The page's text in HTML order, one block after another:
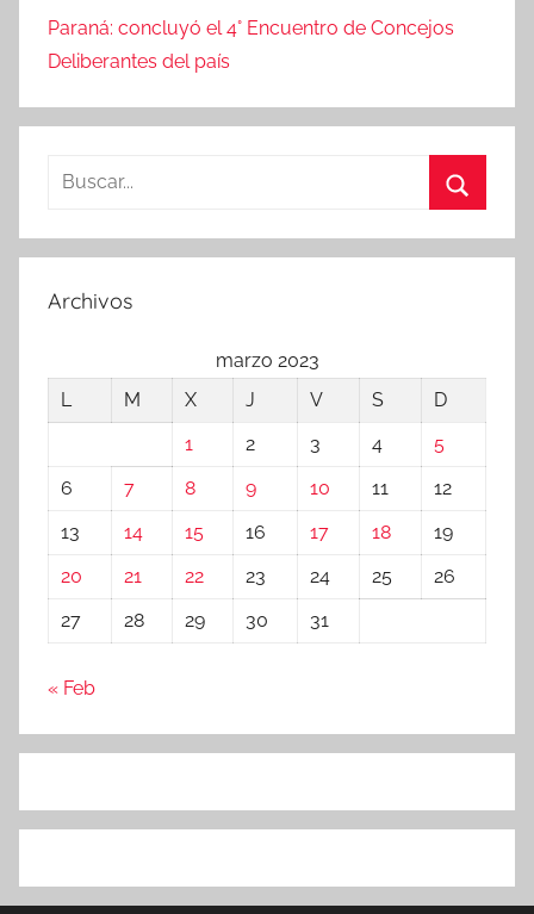
Paraná: concluyó el 4° Encuentro de Concejos
Deliberantes del país
Buscar:
Archivos
marzo 2023
L
M X J V S
D
1
2 3 4
5
6
7 8 9 10 11
12
13
14 15 16 17 18
19
20
21 22 23 24 25
26
27
28 29 30 31
« Feb